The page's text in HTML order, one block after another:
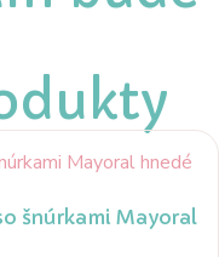
šnúrkami Mayoral